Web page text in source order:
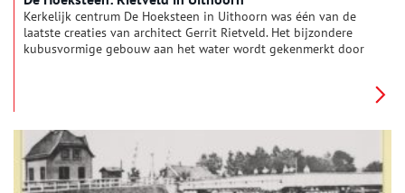
Kerkelijk centrum De Hoeksteen in Uithoorn was één van de
laatste creaties van architect Gerrit Rietveld. Het bijzondere
kubusvormige gebouw aan het water wordt gekenmerkt door